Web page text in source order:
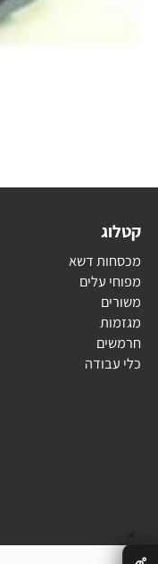
דשא
עלים